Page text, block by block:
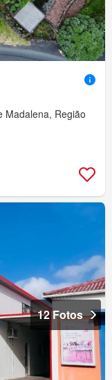
Madalena, Região
12 Fotos